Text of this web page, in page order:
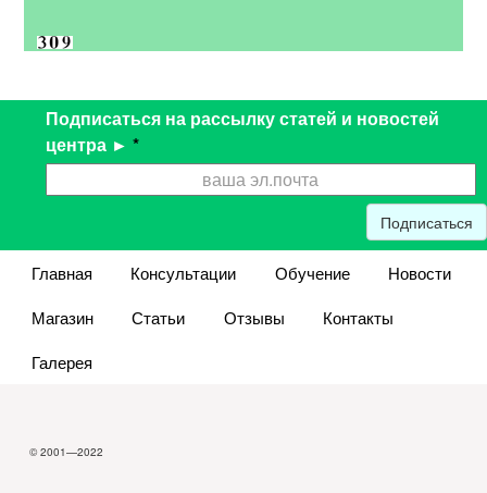
Подписаться на рассылку статей и новостей
центра ► *
Подписаться
Главная Консультации Обучение
Новости
Магазин
Статьи Отзывы
Контакты
Галерея
© 2001—2022